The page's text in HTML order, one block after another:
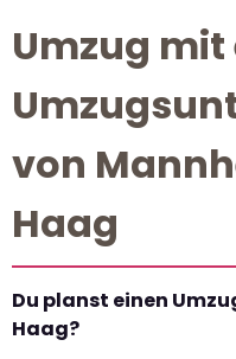
Umzug
von
Haag
Du planst einen
Haag?